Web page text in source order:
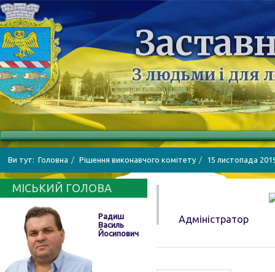
З людьми і для
Ви тут: Головна Рішення виконавчого комітету 15 листопада
МІСЬКИЙ ГОЛОВА
Радиш
Василь
Йосипович
Адміністратор